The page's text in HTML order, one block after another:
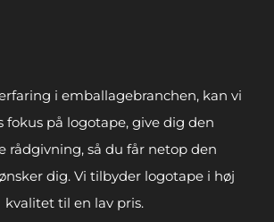
i emballagebranchen, kan vi
fokus på logotape, give dig den
rådgivning, så du får netop den
dig. Vi tilbyder logotape i høj
kvalitet til en lav pris.